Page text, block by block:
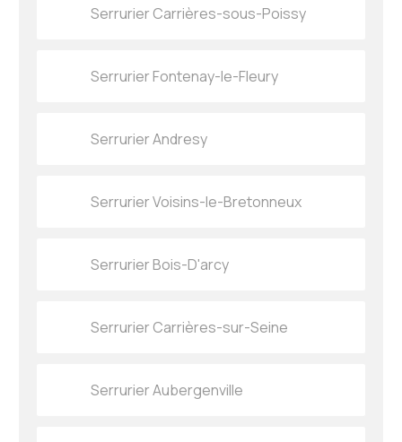
Serrurier Carrières-sous-Poissy
Serrurier Fontenay-le-Fleury
Serrurier Andresy
Serrurier Voisins-le-Bretonneux
Serrurier Bois-D'arcy
Serrurier Carrières-sur-Seine
Serrurier Aubergenville